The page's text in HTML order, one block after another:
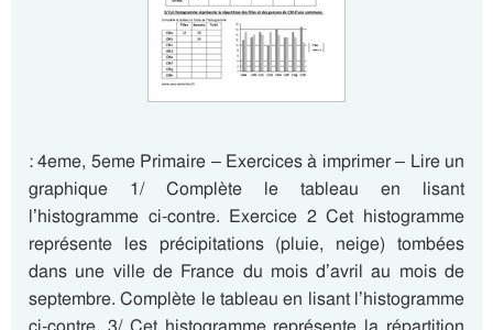
: 4eme, 5eme Primaire – Exercices à imprimer – Lire un
graphique 1/ Complète le tableau en lisant
l’histogramme ci-contre. Exercice 2 Cet histogramme
représente les précipitations (pluie, neige) tombées
dans une ville de France du mois d’avril au mois de
septembre. Complète le tableau en lisant l’histogramme